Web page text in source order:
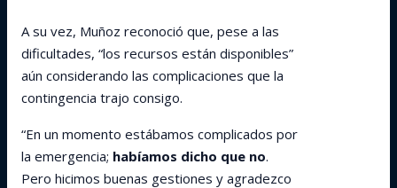
A su vez, Muñoz reconoció que, pese a las
dificultades, “los recursos están disponibles”
aún considerando las complicaciones que la
contingencia trajo consigo.
“En un momento estábamos complicados por
la emergencia; habíamos dicho que no.
Pero hicimos buenas gestiones y agradezco